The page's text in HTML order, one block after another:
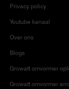
Privacy policy
Youtube kanaal
Over ons
Blogs
Growatt omvormer
Growatt omvormer